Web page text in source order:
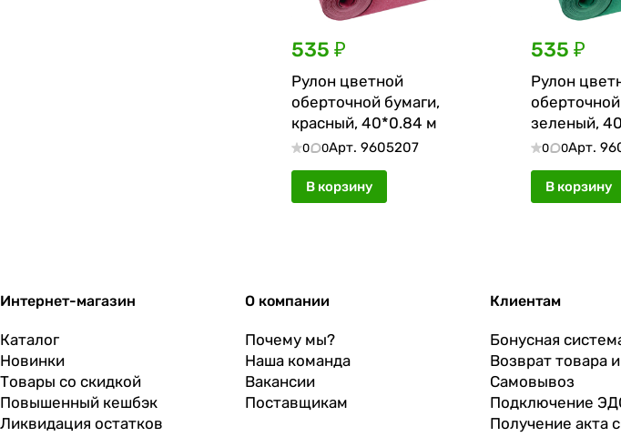
535 ₽
Рулон цветной
оберточной бумаги,
красный, 40*0.84 м
0 0Арт. 9605207
В корзину
535 ₽
Рулон
зеленый,
0 0Арт.
В корзину
Интернет-магазин
Каталог
Новинки
Товары со скидкой
Повышенный кешбэк
Ликвидация остатков
О компании
Почему мы?
Наша команда
Вакансии
Поставщикам
Клиентам
Бонусная
Возврат товара
Самовывоз
Подключение
Получение акта